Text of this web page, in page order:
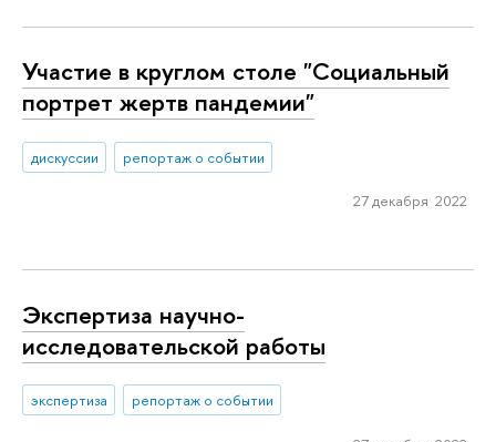
Участие в круглом столе "Социальный
портрет жертв пандемии"
дискуссии репортаж о событии
27 декабря 2022
Экспертиза научно-
исследовательской работы
экспертиза репортаж о событии